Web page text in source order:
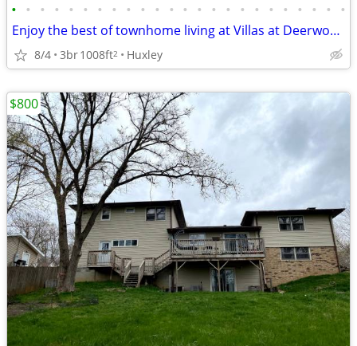
• • • • • • • • • • • • • • • • • • • • • • • •
Enjoy the best of townhome living at Villas at Deerwood
8/4 3br1008ft2 Huxley
$800